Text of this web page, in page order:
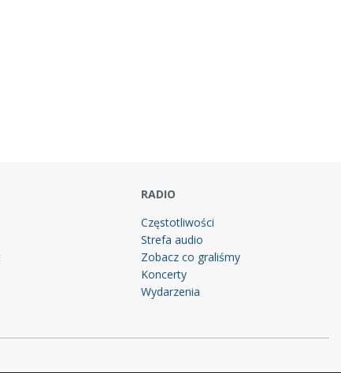
RADIO
Częstotliwości
Strefa audio
Zobacz co graliśmy
Koncerty
Wydarzenia